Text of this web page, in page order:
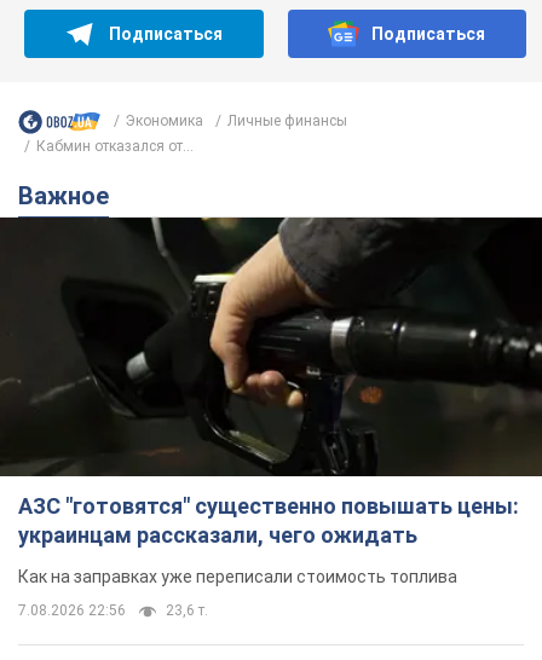
Подписаться Подписаться
Экономика
Личные финансы
Кабмин отказался от...
Важное
АЗС "готовятся" существенно повышать цены:
украинцам рассказали, чего ожидать
Как на заправках уже переписали стоимость топлива
7.08.2026 22:56 23,6 т.